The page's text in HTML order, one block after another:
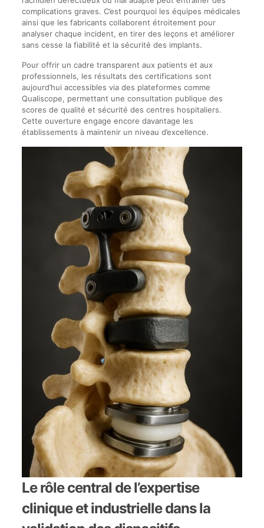
complications graves. C’est pourquoi les équipes médicales
ainsi que les fabricants collaborent étroitement pour
analyser chaque incident, en tirer des leçons et améliorer
sans cesse la fiabilité et la sécurité des implants.
Pour offrir un cadre transparent aux patients et aux
professionnels, les résultats des certifications sont
aujourd’hui accessibles via des plateformes comme
Qualiscope, permettant une consultation publique des
scores de qualité et sécurité des centres hospitaliers.
Cette ouverture engage encore davantage les
établissements à maintenir un niveau d’excellence.
Le rôle central de l’expertise
clinique et industrielle dans la